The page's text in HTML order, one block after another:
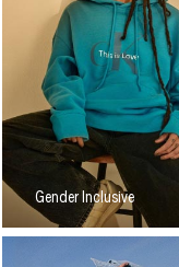
Gender Inclusive